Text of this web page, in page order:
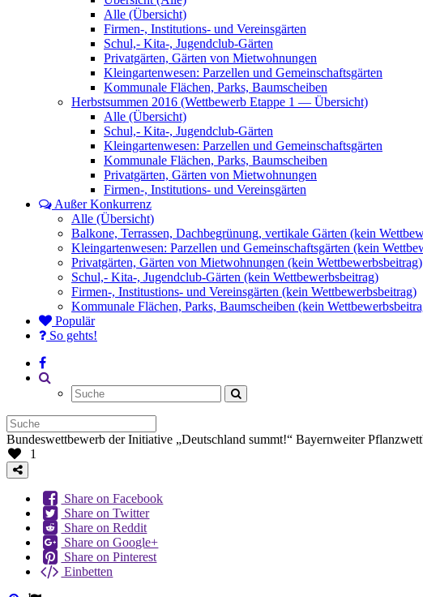
Alle (Übersicht)
Firmen-, Institutions- und Vereinsgärten
Schul,- Kita-, Jugendclub-Gärten
Privatgärten, Gärten von Mietwohnungen
Kleingartenwesen: Parzellen und Gemeinschaftsgärten
Kommunale Flächen, Parks, Baumscheiben
Herbstsummen 2016 (Wettbewerb Etappe 1 — Übersicht)
Alle (Übersicht)
Schul,- Kita-, Jugendclub-Gärten
Kleingartenwesen: Parzellen und Gemeinschaftsgärten
Kommunale Flächen, Parks, Baumscheiben
Privatgärten, Gärten von Mietwohnungen
Firmen-, Institutions- und Vereinsgärten
Außer Konkurrenz
Alle (Übersicht)
Balkone, Terrassen, Dachbegrünung, vertikale Gärten (kein
Kleingartenwesen: Parzellen und Gemeinschaftsgärten (kein
Privatgärten, Gärten von Mietwohnungen (kein Wettbewerbsbeitrag)
Schul,- Kita-, Jugendclub-Gärten (kein Wettbewerbsbeitrag)
Firmen-, Institustions- und Vereinsgärten (kein Wettbewerbsbeitrag)
Kommunale Flächen, Parks, Baumscheiben (kein
Populär
So gehts!
Bundeswettbewerb der Initiative „Deutschland summt!“ Bayernweiter
1
Share on Facebook
Share on Twitter
Share on Reddit
Share on Google+
Share on Pinterest
Einbetten